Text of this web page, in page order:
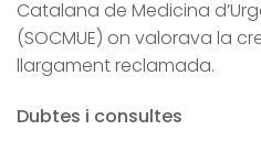
Catalana de Medicina
(SOCMUE) on valorava la
llargament reclamada.
Dubtes i consultes